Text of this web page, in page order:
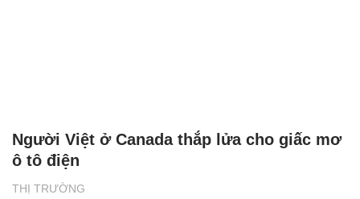
THỊ TRƯỜNG
Người Việt ở Canada thắp lửa cho giấc mơ
ô tô điện